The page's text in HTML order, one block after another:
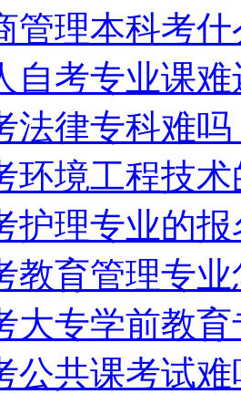
管理本科考
自考专业课
法律专科难吗
环境工程技
护理专业的
教育管理专
大专学前教
公共课考试难